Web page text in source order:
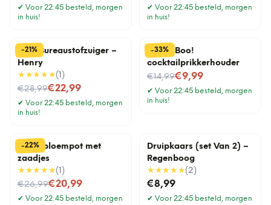
✔ Voor 22:45 besteld, morgen
in huis!
✔ Voor 22:45 besteld, morgen
in huis!
-21%
Mini Bureaustofzuiger –
Henry
★★★★★( 1 )
€28,99
Nu voor€22,99
✔ Voor 22:45 besteld, morgen
in huis!
-33%
Pick a Boo!
cocktailprikkerhouder
€14,99
Nu voor€9,99
✔ Voor 22:45 besteld, morgen
in huis!
-22%
Lama bloempot met
zaadjes
★★★★★( 1 )
€26,99
Nu voor€20,99
✔ Voor 22:45 besteld, morgen
Druipkaars (set Van 2) –
Regenboog
★★★★★(2 )
€8,99
✔ Voor 22:45 besteld, morgen